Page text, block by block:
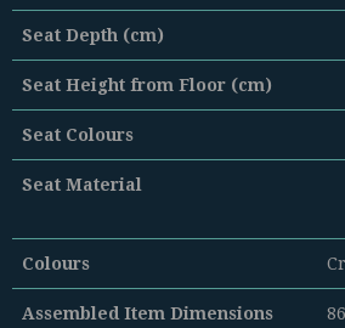
Seat Depth (cm)
Seat Height from Floor (cm)
Seat Colours
Seat Material
Colours
Assembled Item Dimensions